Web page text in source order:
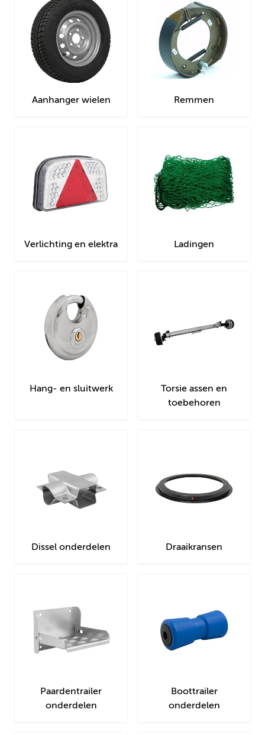
Aanhanger wielen Remmen
Verlichting en elektra Ladingen
Hang- en sluitwerk
Torsie assen en
toebehoren
Dissel onderdelen Draaikransen
Paardentrailer
onderdelen
Boottrailer
onderdelen